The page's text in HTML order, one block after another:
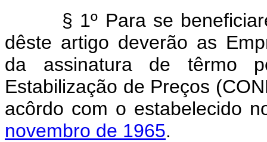
§ 1º Para se
dêste artigo deverão as
da assinatura de têrmo
Estabilização de Preços
acôrdo com o estabelecido
novembro de 1965.